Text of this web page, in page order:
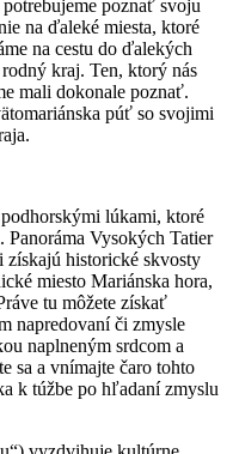
poznať svoju
na ďaleké miesta, ktoré
na cestu do ďalekých
kraj. Ten, ktorý nás
mali dokonale poznať.
púť so svojimi
lúkami, ktoré
Vysokých Tatier
získajú historické skvosty
miesto Mariánska hora,
tu môžete získať
napredovaní či zmysle
naplneným srdcom a
sa a vnímajte čaro tohto
k túžbe po hľadaní zmyslu